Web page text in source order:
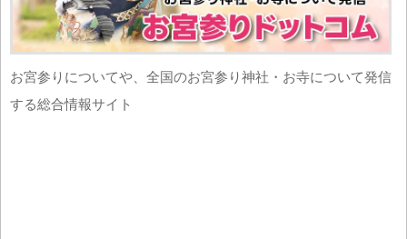
お宮参りについてや、全国のお宮参り神社・お寺について発信
する総合情報サイト